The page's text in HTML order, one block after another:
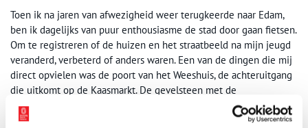
Toen ik na jaren van afwezigheid weer terugkeerde naar Edam,
ben ik dagelijks van puur enthousiasme de stad door gaan fietsen.
Om te registreren of de huizen en het straatbeeld na mijn jeugd
veranderd, verbeterd of anders waren. Een van de dingen die mij
direct opvielen was de poort van het Weeshuis, de achteruitgang
die uitkomt op de Kaasmarkt. De gevelsteen met de
weeskinderen die het stadswapen vasthouden was in slechte
staat. Klimaat en zure regen begonnen hun tol te eisen en kleur